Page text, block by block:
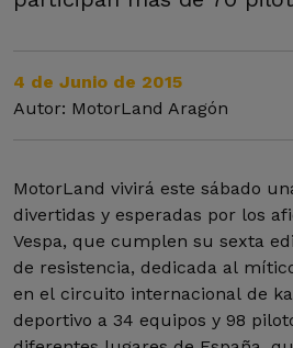
4 de Junio de 2015
Autor: MotorLand Aragón
MotorLand vivirá este sábado
divertidas y esperadas por los
Vespa, que cumplen su sexta
de resistencia, dedicada al
en el circuito internacional de
deportivo a 34 equipos y 98